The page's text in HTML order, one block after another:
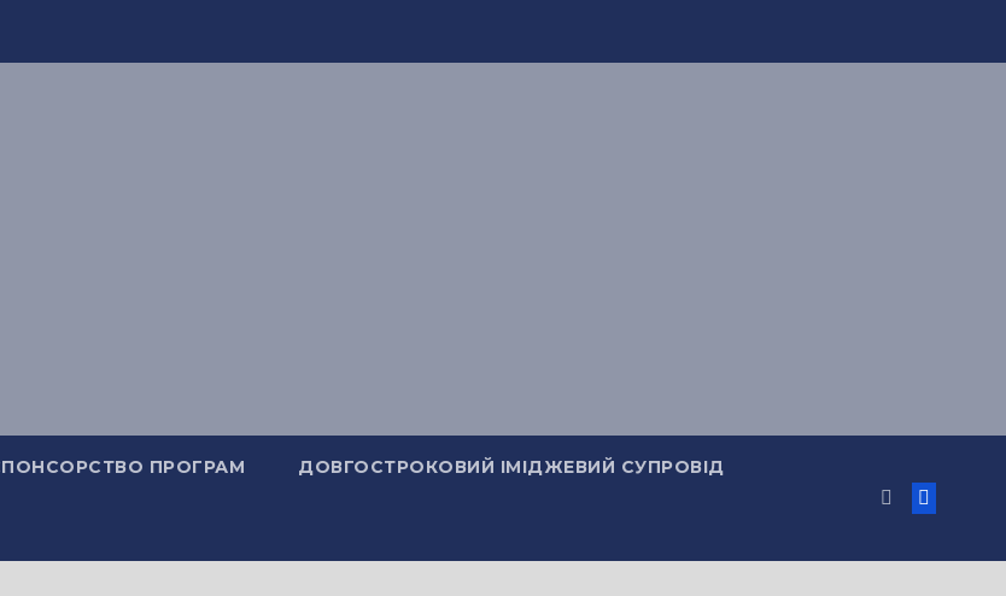
ПРОГРАМ ДОВГОСТРОКОВИЙ ІМІДЖЕВИЙ СУПРОВІД